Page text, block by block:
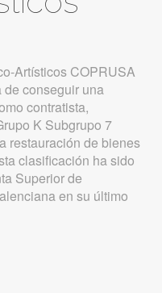
Artísticos COPRUSA
conseguir una
contratista,
K Subgrupo 7
restauración de bienes
clasificación ha sido
Superior de
en su último